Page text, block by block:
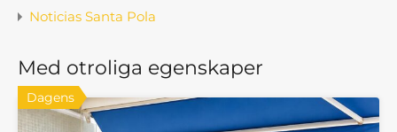
Noticias Santa Pola
Med otroliga egenskaper
Dagens